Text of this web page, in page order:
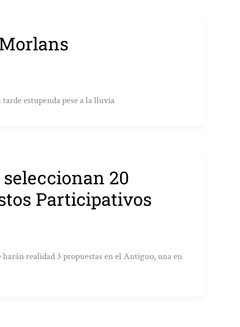
estupenda pese a la lluvia
20
Participativos
realidad 3 propuestas en el Antiguo, una en